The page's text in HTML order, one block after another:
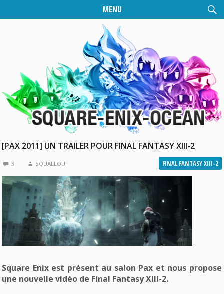
MENU
[PAX 2011] UN TRAILER POUR FINAL FANTASY XIII-2
FINAL FANTASY XIII-2
3 SQUALLOU
Square Enix est présent au salon Pax et nous propose
une nouvelle vidéo de Final Fantasy XIII-2.